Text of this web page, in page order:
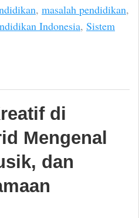
, masalah pendidikan,
Indonesia, Sistem
di
Mengenal
dan